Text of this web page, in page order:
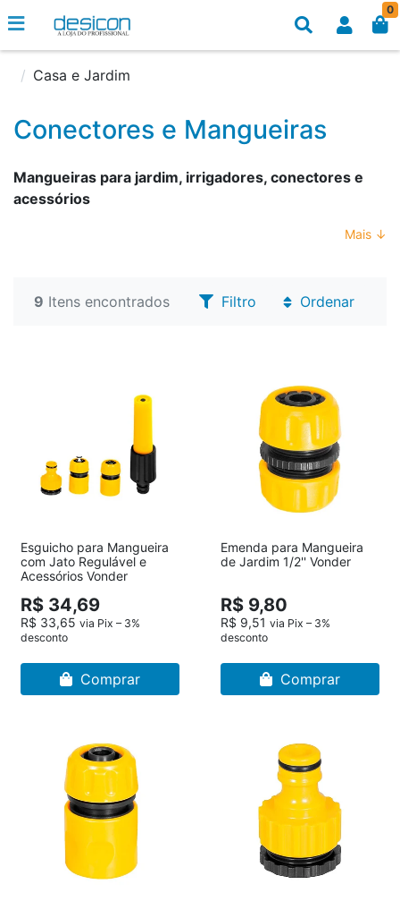
0
Casa e Jardim
Conectores e Mangueiras
Mangueiras para jardim, irrigadores, conectores e
acessórios
Mais ↓
9 Itens encontrados Filtro Ordenar
Esguicho para Mangueira
com Jato Regulável e
Acessórios Vonder
R$ 34,69
R$ 33,65 via Pix – 3%
desconto
Comprar
Emenda para Mangueira
de Jardim 1/2'' Vonder
R$ 9,80
R$ 9,51 via Pix – 3%
desconto
Comprar